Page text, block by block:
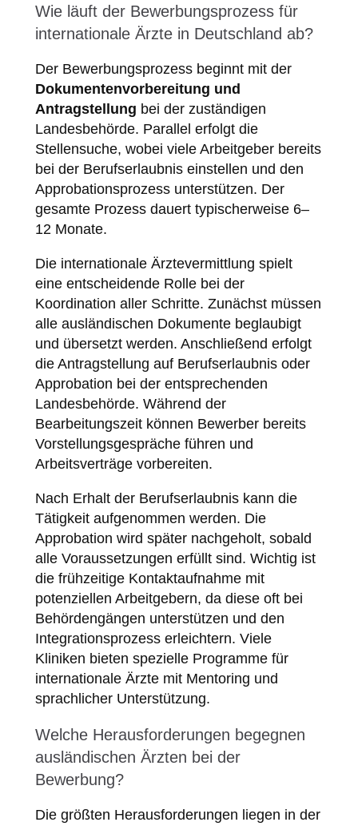
Wie läuft der Bewerbungsprozess für
internationale Ärzte in Deutschland ab?
Der Bewerbungsprozess beginnt mit der
Dokumentenvorbereitung und
Antragstellung bei der zuständigen
Landesbehörde. Parallel erfolgt die
Stellensuche, wobei viele Arbeitgeber bereits
bei der Berufserlaubnis einstellen und den
Approbationsprozess unterstützen. Der
gesamte Prozess dauert typischerweise 6–
12 Monate.
Die internationale Ärztevermittlung spielt
eine entscheidende Rolle bei der
Koordination aller Schritte. Zunächst müssen
alle ausländischen Dokumente beglaubigt
und übersetzt werden. Anschließend erfolgt
die Antragstellung auf Berufserlaubnis oder
Approbation bei der entsprechenden
Landesbehörde. Während der
Bearbeitungszeit können Bewerber bereits
Vorstellungsgespräche führen und
Arbeitsverträge vorbereiten.
Nach Erhalt der Berufserlaubnis kann die
Tätigkeit aufgenommen werden. Die
Approbation wird später nachgeholt, sobald
alle Voraussetzungen erfüllt sind. Wichtig ist
die frühzeitige Kontaktaufnahme mit
potenziellen Arbeitgebern, da diese oft bei
Behördengängen unterstützen und den
Integrationsprozess erleichtern. Viele
Kliniken bieten spezielle Programme für
internationale Ärzte mit Mentoring und
sprachlicher Unterstützung.
Welche Herausforderungen begegnen
ausländischen Ärzten bei der
Bewerbung?
Die größten Herausforderungen liegen in der